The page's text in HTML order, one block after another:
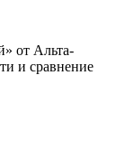
от Альта-
и сравнение